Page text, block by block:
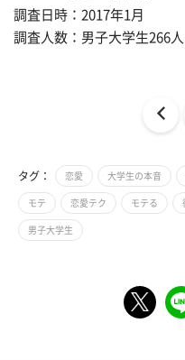
調査日時：2017年1月
調査人数：男子大学生266人
タグ： 恋愛 大学生の本音
モテ 恋愛テク モテる
男子大学生